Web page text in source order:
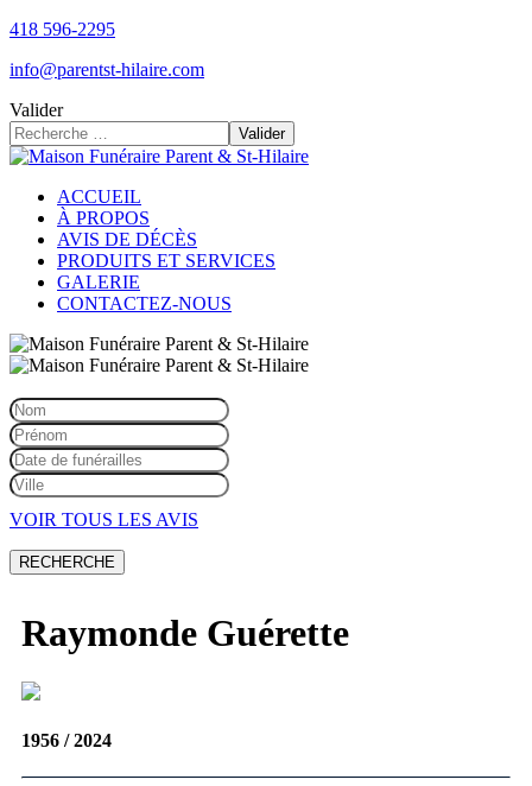
418 596-2295
info@parentst-hilaire.com
Valider
Valider
ACCUEIL
À PROPOS
AVIS DE DÉCÈS
PRODUITS ET SERVICES
GALERIE
CONTACTEZ-NOUS
VOIR TOUS LES AVIS
Raymonde Guérette
1956 / 2024